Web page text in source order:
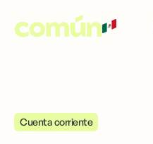
Cuenta corriente